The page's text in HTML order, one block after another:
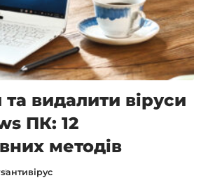
видалити віруси
ПК: 12
методів
антивірус